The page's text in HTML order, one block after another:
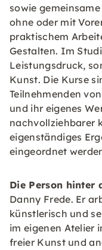
sowie
ohne oder mit
praktischem
Gestalten. Im
Leistungsdruck,
Kunst. Die Kurse
Teilnehmenden
und ihr eigenes
nachvollziehbarer
eigenständiges
eingeordnet
Die Person hinter
Danny Frede. Er
künstlerisch und
im eigenen Atelier
freier Kunst und